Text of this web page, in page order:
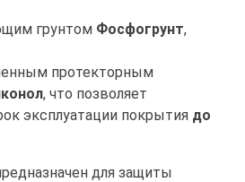
грунтом Фосфогрунт,
протекторным
, что позволяет
эксплуатации покрытия до
для защиты